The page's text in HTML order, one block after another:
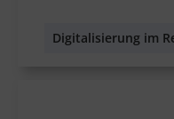
Digitalisierung im